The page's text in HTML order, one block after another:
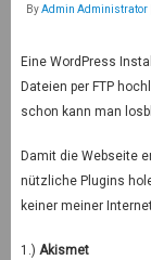
ByAdmin Administrator
Eine WordPress
Dateien per FTP
schon kann man
Damit die Webseite
nützliche Plugins
keiner meiner
1.) Akismet